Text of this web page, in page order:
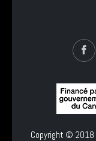
Copyright © 2018